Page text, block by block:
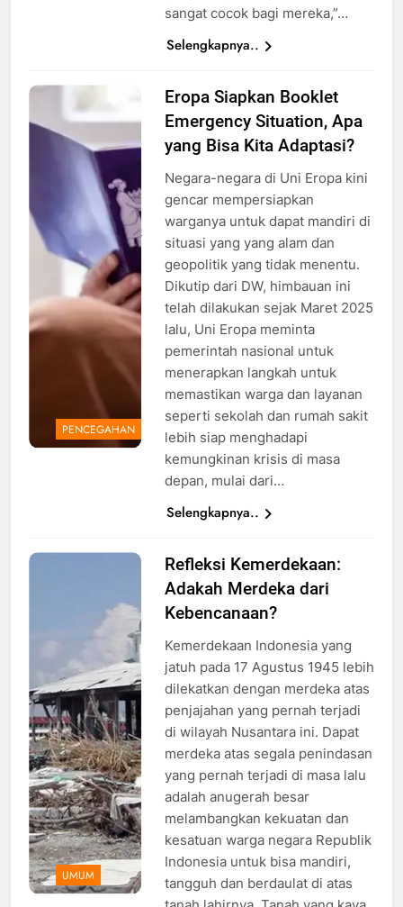
sangat cocok bagi mereka,”…
Selengkapnya..
booklet
emergency
situation di
Belanda,
english.denkvooruit.nl
PENCEGAHAN
Eropa Siapkan Booklet
Emergency Situation, Apa
yang Bisa Kita Adaptasi?
Negara-negara di Uni Eropa kini
gencar mempersiapkan
warganya untuk dapat mandiri di
situasi yang yang alam dan
geopolitik yang tidak menentu.
Dikutip dari DW, himbauan ini
telah dilakukan sejak Maret 2025
lalu, Uni Eropa meminta
pemerintah nasional untuk
menerapkan langkah untuk
memastikan warga dan layanan
seperti sekolah dan rumah sakit
lebih siap menghadapi
kemungkinan krisis di masa
depan, mulai dari…
Selengkapnya..
Bencana di
Indonesia,
Foto: Dok.
BNPB
UMUM
Refleksi Kemerdekaan:
Adakah Merdeka dari
Kebencanaan?
Kemerdekaan Indonesia yang
jatuh pada 17 Agustus 1945 lebih
dilekatkan dengan merdeka atas
penjajahan yang pernah terjadi
di wilayah Nusantara ini. Dapat
merdeka atas segala penindasan
yang pernah terjadi di masa lalu
adalah anugerah besar
melambangkan kekuatan dan
kesatuan warga negara Republik
Indonesia untuk bisa mandiri,
tangguh dan berdaulat di atas